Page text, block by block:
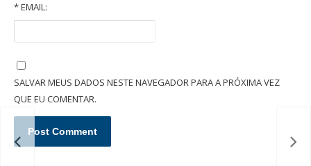
*EMAIL:
SALVAR MEUS DADOS NESTE NAVEGADOR PARA A PRÓXIMA VEZ
QUE EU COMENTAR.